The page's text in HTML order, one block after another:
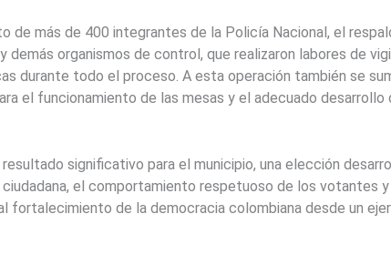
de más de 400 integrantes de la Policía Nacional, el
demás organismos de control, que realizaron labores de
durante todo el proceso. A esta operación también se
el funcionamiento de las mesas y el adecuado
significativo para el municipio, una elección
el comportamiento respetuoso de los votantes
fortalecimiento de la democracia colombiana desde un